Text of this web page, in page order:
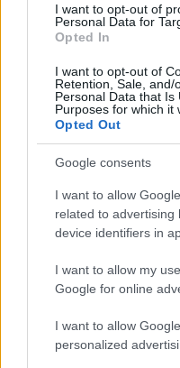
I want to opt-out of
Personal Data for
Opted In
I want to opt-out of
Retention, Sale, and/
Personal Data that Is
Purposes for which it
Opted Out
Google consents
I want to allow
related to advertising
device identifiers in
I want to allow my
Google for online
I want to allow
personalized
HATÁRŐR #RTL #